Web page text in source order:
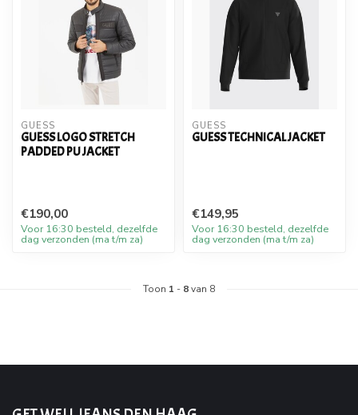
GUESS
GUESS LOGO STRETCH
PADDED PU JACKET
€190,00
Voor 16:30 besteld, dezelfde
dag verzonden (ma t/m za)
GUESS
GUESS TECHNICAL JACKET
€149,95
Voor 16:30 besteld, dezelfde
dag verzonden (ma t/m za)
Toon 1 - 8van 8